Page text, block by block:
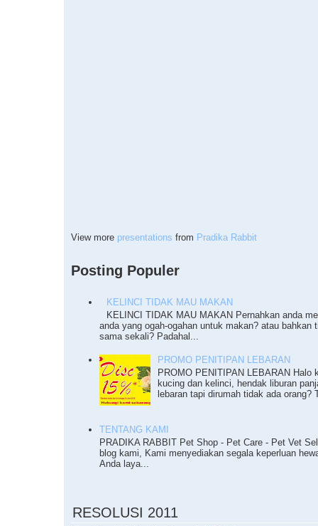
View more presentations from Pradika Rabbit
Posting Populer
KELINCI TIDAK MAU MAKAN
KELINCI TIDAK MAU MAKAN Pernahkan anda
anda yang ogah-ogahan untuk makan? atau bahkan
sama sekali? Padahal...
PROMO PENITIPAN LEBARAN
PROMO PENITIPAN LEBARAN Halo
kucing dan kelinci, hendak liburan
lebaran tapi dirumah tidak ada orang?
TENTANG KAMI
PRADIKA RABBIT Pet Shop - Pet Care - Pet Vet
blog kami, Kami menyediakan segala keperluan
Anda laya...
RESOLUSI 2011